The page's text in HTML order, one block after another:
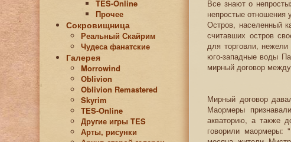
TES-Online
Прочее
Сокровищница
Реальный Скайрим
Чудеса фанатские
Галерея
Morrowind
Oblivion
Oblivion Remastered
Skyrim
TES-Online
Другие игры TES
Арты, рисунки
Все знают о
непростые
Остров, населенный
считавших остров
для торговли,
юго-западные воды
мирный договор
Мирный договор
Маормеры
акваторию, а также
говорили маормеры: